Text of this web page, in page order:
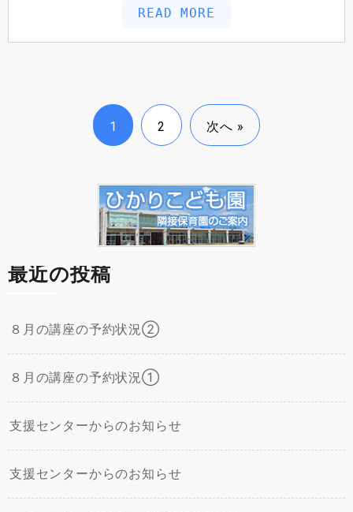
READ MORE
1 2 次へ »
最近の投稿
８月の講座の予約状況②
８月の講座の予約状況①
支援センターからのお知らせ
支援センターからのお知らせ